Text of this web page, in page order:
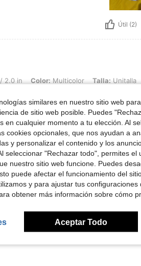
Útil (2)
Multicolor, Talla: Unitalla
2.0 in Color: Multicolor Talla: Unitalla
recomiendo
Útil (0)
similares en nuestro sitio web
de sitio web posible. Puedes
en cualquier momento a tu elección. Al
cookies opcionales, que nos ayudan a
y personalizar el contenido y los
seleccionar "Rechazar todo", permites el
nuestro sitio web funcione. Puedes
puede afectar el funcionamiento del
y para ajustar tus
obtener más información sobre cómo
Aceptar Todo